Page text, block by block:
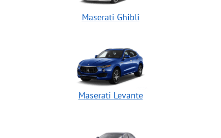
Maserati Ghibli
Maserati Levante